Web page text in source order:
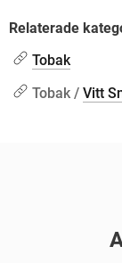
Relaterade
Tobak
Tobak / Vitt